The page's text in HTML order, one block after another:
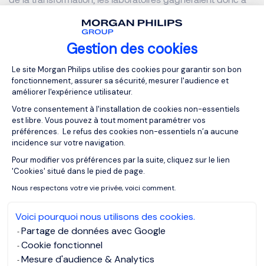
Gestion des cookies
Plateforme de Gestion du
Le site Morgan Philips utilise des cookies pour garantir son bon
fonctionnement, assurer sa sécurité, mesurer l'audience et
améliorer l'expérience utilisateur.
Votre consentement à l'installation de cookies non-essentiels
est libre. Vous pouvez à tout moment paramétrer vos
préférences. Le refus des cookies non-essentiels n’a aucune
incidence sur votre navigation.
Pour modifier vos préférences par la suite, cliquez sur le lien
'Cookies' situé dans le pied de page.
Nous respectons votre vie privée, voici comment.
Voici pourquoi nous utilisons des cookies.
Partage de données avec Google
Cookie fonctionnel
Mesure d'audience & Analytics
Axeptio consent
d’autres secteurs (B2B et B2C) afin de challenger les
certitudes, d’enrichir leur vision en stimulant l’innovation de
rupture et tirer pleinement partie des formidables
opportunités liées à la digitalisation du secteur de la santé.
Ils en ont les moyens et toute légitimité pour le faire.
Sébastien JEGOU - 30/10/2020
Nous tenons à remercier Sébastien pour son témoignage.
transition